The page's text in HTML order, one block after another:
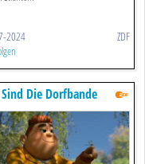
2024 ZDF
Die Dorfbande